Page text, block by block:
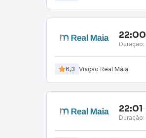
22:00
Duração:
6,3 Viação Real Maia
22:01
Duração: